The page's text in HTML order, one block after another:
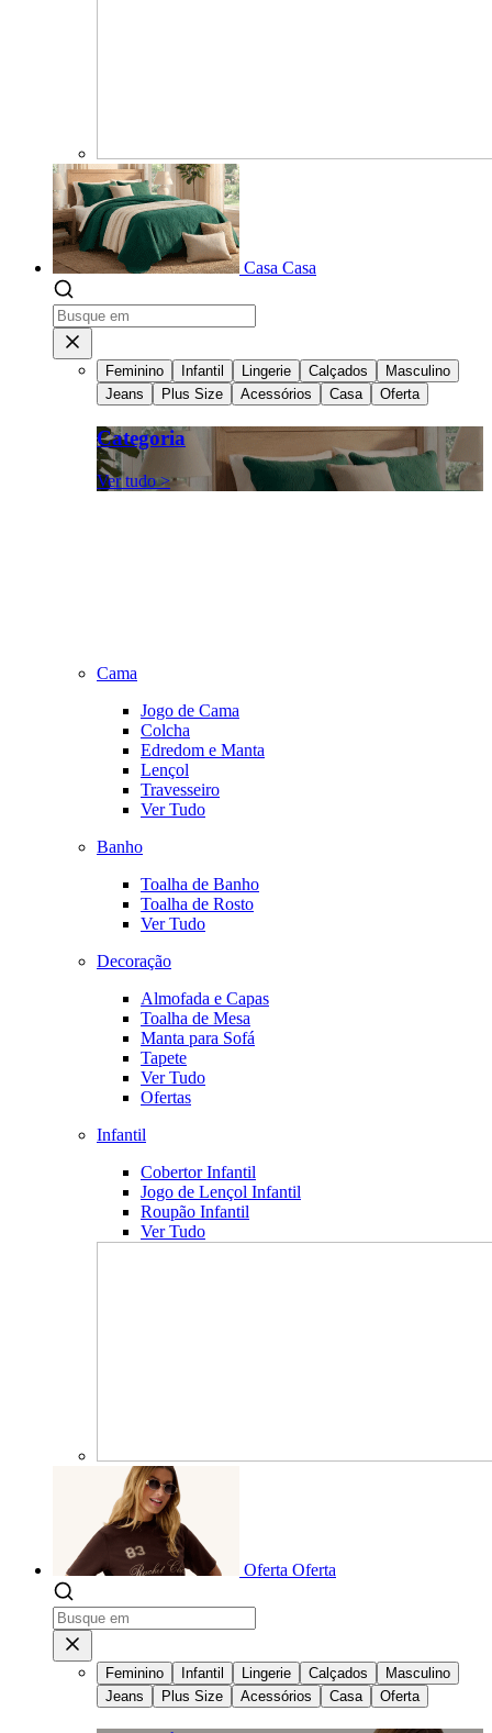
Casa Casa
Feminino Infantil Lingerie Calçados
Masculino
Jeans
Plus Size Acessórios Casa Oferta
Categoria
Ver tudo >
Cama
Jogo de Cama
Colcha
Edredom e Manta
Lençol
Travesseiro
Ver Tudo
Banho
Toalha de Banho
Toalha de Rosto
Ver Tudo
Decoração
Almofada e Capas
Toalha de Mesa
Manta para Sofá
Tapete
Ver Tudo
Ofertas
Infantil
Cobertor Infantil
Jogo de Lençol Infantil
Roupão Infantil
Ver Tudo
Oferta Oferta
Feminino Infantil Lingerie Calçados
Masculino
Jeans
Plus Size Acessórios Casa Oferta